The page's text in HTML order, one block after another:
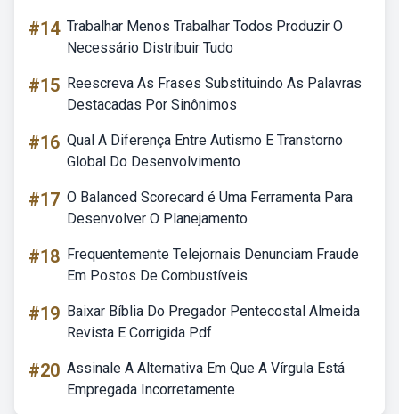
#14 Trabalhar Menos Trabalhar Todos Produzir O
Necessário Distribuir Tudo
#15 Reescreva As Frases Substituindo As Palavras
Destacadas Por Sinônimos
#16 Qual A Diferença Entre Autismo E Transtorno
Global Do Desenvolvimento
#17 O Balanced Scorecard é Uma Ferramenta Para
Desenvolver O Planejamento
#18 Frequentemente Telejornais Denunciam Fraude
Em Postos De Combustíveis
#19 Baixar Bíblia Do Pregador Pentecostal Almeida
Revista E Corrigida Pdf
#20 Assinale A Alternativa Em Que A Vírgula Está
Empregada Incorretamente